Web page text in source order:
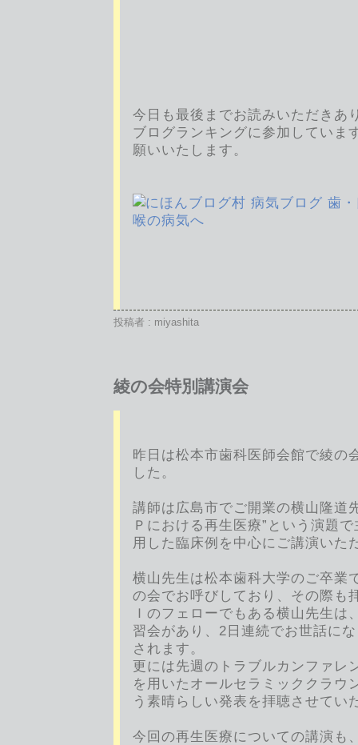
今日も最後までお読みいただきあ
ブログランキングに参加していま
願いいたします。
投稿者 : miyashita
綾の会特別講演会
昨日は松本市歯科医師会館で綾の
した。
講師は広島市でご開業の横山隆道
Ｐにおける再生医療”という演題
用した臨床例を中心にご講演いた
横山先生は松本歯科大学のご卒業
の会でお呼びしており、その際も
Ｉのフェローでもある横山先生は
習会があり、2日連続でお世話に
されます。
更には先週のトラブルカンファレ
を用いたオールセラミッククラウ
う素晴らしい発表を拝聴させてい
今回の再生医療についての講演も